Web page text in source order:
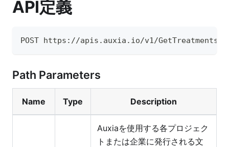
API定義
POST https://apis.auxia.io/v1/GetTreatments
Path Parameters
Name Type Description
Auxiaを使用する各プロジェク
トまたは企業に発行される文